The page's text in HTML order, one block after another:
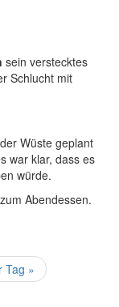
sein verstecktes
Schlucht mit
Wüste geplant
war klar, dass es
würde.
Abendessen.
Tag »